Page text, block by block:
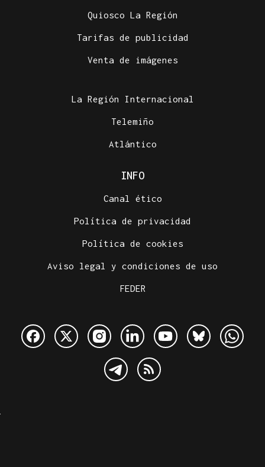
Quiosco La Región
Tarifas de publicidad
Venta de imágenes
La Región Internacional
Telemiño
Atlántico
INFO
Canal ético
Política de privacidad
Política de cookies
Aviso legal y condiciones de uso
FEDER